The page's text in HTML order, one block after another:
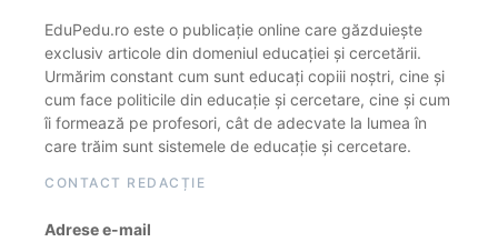
EduPedu.ro este o publicație online care găzduiește
exclusiv articole din domeniul educației și cercetării.
Urmărim constant cum sunt educați copiii noștri, cine și
cum face politicile din educație și cercetare, cine și cum
îi formează pe profesori, cât de adecvate la lumea în
care trăim sunt sistemele de educație și cercetare.
CONTACT REDACȚIE
Adrese e-mail